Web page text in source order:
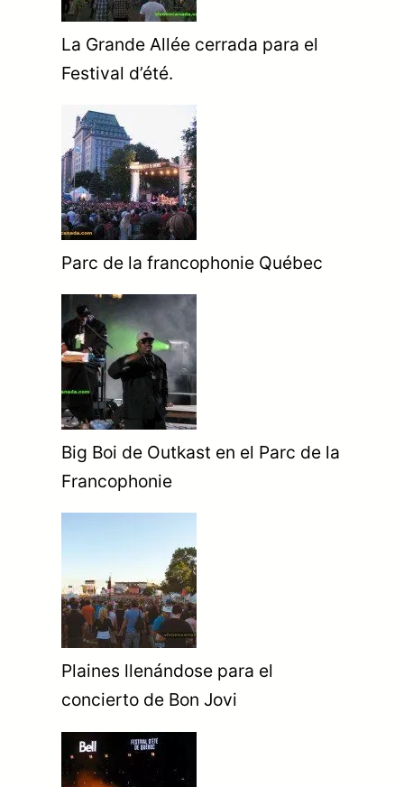
La Grande Allée cerrada para el
Festival d’été.
Parc de la francophonie Québec
Big Boi de Outkast en el Parc de la
Francophonie
Plaines llenándose para el
concierto de Bon Jovi